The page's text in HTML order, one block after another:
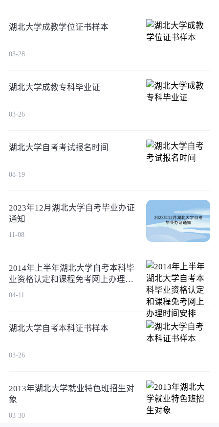
湖北大学成教学位证书样本
03-28
湖北大学成教专科毕业证
03-26
湖北大学自考考试报名时间
08-19
2023年12月湖北大学自考毕业办证
通知
11-08
2014年上半年湖北大学自考本科毕
业资格认定和课程免考网上办理时
间安排
04-11
湖北大学自考本科证书样本
03-26
2013年湖北大学就业特色班招生对
象
03-30